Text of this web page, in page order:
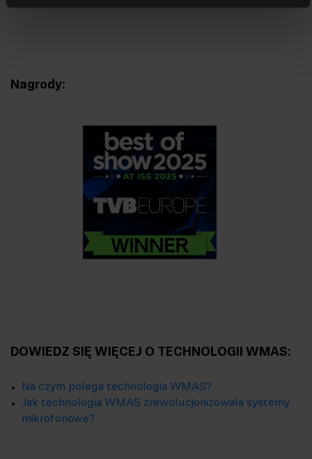
Nagrody:
DOWIEDZ SIĘ WIĘCEJ O TECHNOLOGII WMAS:
Na czym polega technologia WMAS?
Jak technologia WMAS zrewolucjonizowała systemy
mikrofonowe?